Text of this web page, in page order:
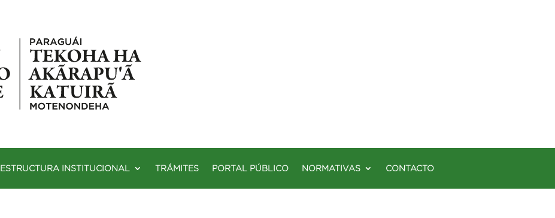
ESTRUCTURA INSTITUCIONAL TRÁMITES PORTAL PÚBLICO NORMATIVAS CONTACTO